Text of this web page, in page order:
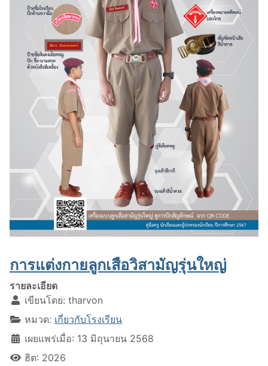
การแต่งกายลูกเสือวิสามัญรุ่นใหญ่
รายละเอียด
เขียนโดย: tharvon
หมวด: เกี่ยวกับโรงเรียน
เผยแพร่เมื่อ: 13 มิถุนายน 2568
ฮิต: 2026